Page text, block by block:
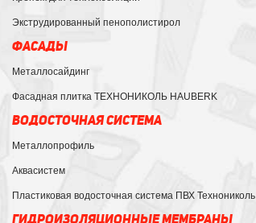
Экструдированный пенополистирол
ФАСАДЫ
Металлосайдинг
Фасадная плитка ТЕХНОНИКОЛЬ HAUBERK
ВОДОСТОЧНАЯ СИСТЕМА
Металлопрофиль
Аквасистем
Пластиковая водосточная система ПВХ Технониколь
ГИДРОИЗОЛЯЦИОННЫЕ МЕМБРАНЫ